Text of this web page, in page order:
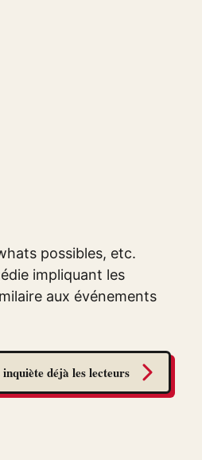
possibles, etc.
impliquant les
aux événements
déjà les lecteurs